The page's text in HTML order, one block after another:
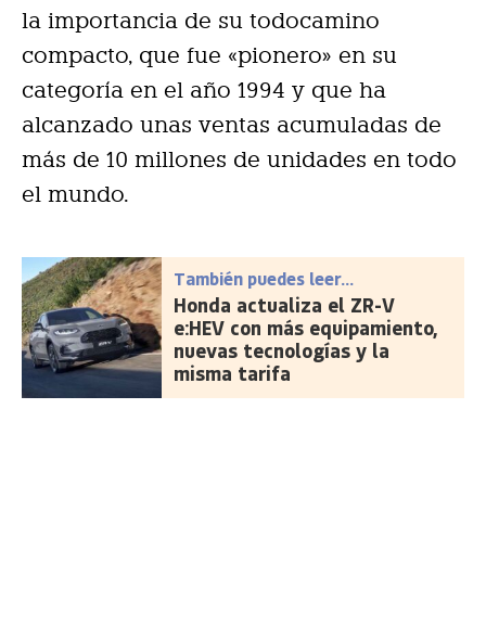
la importancia de su todocamino
compacto, que fue «pionero» en su
categoría en el año 1994 y que ha
alcanzado unas ventas acumuladas de
más de 10 millones de unidades en todo
el mundo.
También puedes leer...
Honda actualiza el ZR-V
e:HEV con más equipamiento,
nuevas tecnologías y la
misma tarifa